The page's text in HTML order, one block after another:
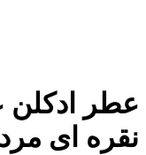
عطر ادکلن
نقره ای